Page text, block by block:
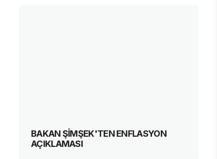
BAKAN ŞİMŞEK'TEN ENFLASYON
AÇIKLAMASI